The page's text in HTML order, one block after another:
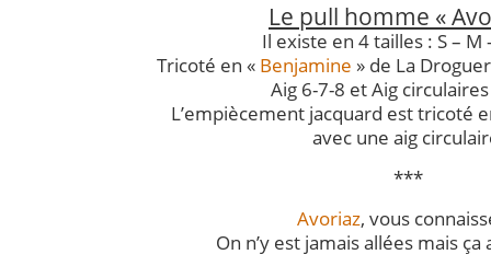
Le pull homme «
Il existe en 4 tailles : S – M
Tricoté en « Benjamine » de La
Aig 6-7-8 et Aig
L’empiècement jacquard est tricoté
avec une aig
***
Avoriaz, vous
On n’y est jamais allées mais ça